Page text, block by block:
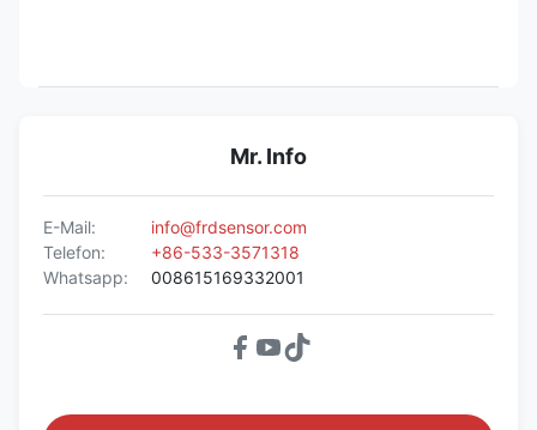
Mr. Info
E-Mail:
info@frdsensor.com
Telefon:
+86-533-3571318
Whatsapp:
008615169332001